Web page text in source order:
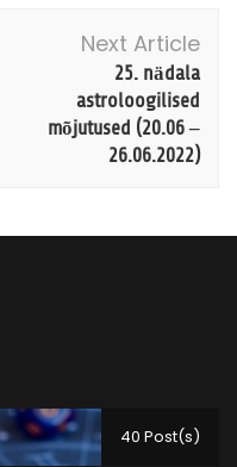
Next Article
25. nädala
astroloogilised
mõjutused (20.06 –
26.06.2022)
40 Post(s)